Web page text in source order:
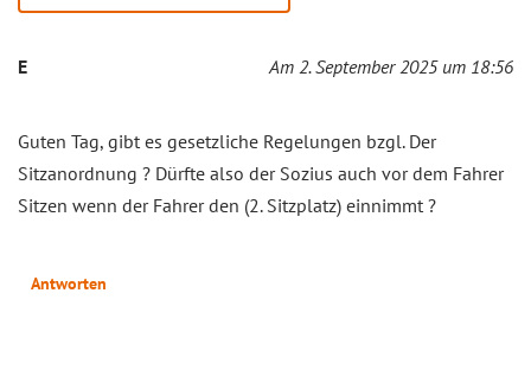
E Am 2. September 2025 um 18:56
Guten Tag, gibt es gesetzliche Regelungen bzgl. Der
Sitzanordnung ? Dürfte also der Sozius auch vor dem Fahrer
Sitzen wenn der Fahrer den (2. Sitzplatz) einnimmt ?
Antworten